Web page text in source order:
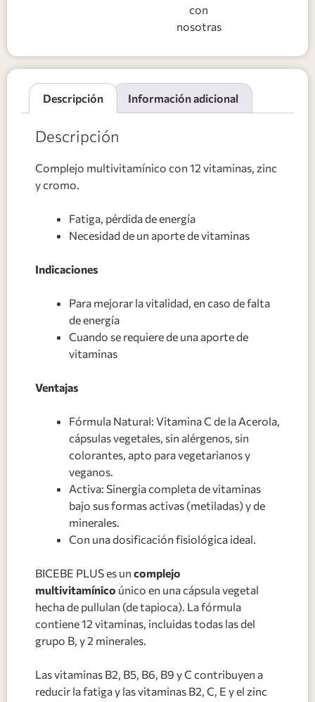
con
nosotras
Descripción Información adicional
Descripción
Complejo multivitamínico con 12 vitaminas, zinc
y cromo.
Fatiga, pérdida de energía
Necesidad de un aporte de vitaminas
Indicaciones
Para mejorar la vitalidad, en caso de falta
de energía
Cuando se requiere de una aporte de
vitaminas
Ventajas
Fórmula Natural: Vitamina C de la Acerola,
cápsulas vegetales, sin alérgenos, sin
colorantes, apto para vegetarianos y
veganos.
Activa: Sinergia completa de vitaminas
bajo sus formas activas (metiladas) y de
minerales.
Con una dosificación fisiológica ideal.
BICEBE PLUS es un complejo
multivitamínico único en una cápsula vegetal
hecha de pullulan (de tapioca). La fórmula
contiene 12 vitaminas, incluidas todas las del
grupo B, y 2 minerales.
Las vitaminas B2, B5, B6, B9 y C contribuyen a
reducir la fatiga y las vitaminas B2, C, E y el zinc